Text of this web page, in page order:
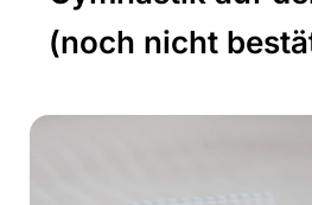
(noch nicht